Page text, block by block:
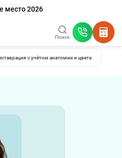
место 2026
Поиск
с учётом анатомии и цвета